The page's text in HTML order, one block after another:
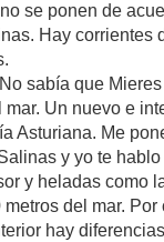
se ponen de
Hay corrientes
sabía que
Un nuevo e
Asturiana. Me
y yo te
y heladas como
del mar. Por
hay